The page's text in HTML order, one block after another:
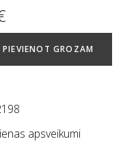
PIEVIENOT GROZAM
apsveikumi